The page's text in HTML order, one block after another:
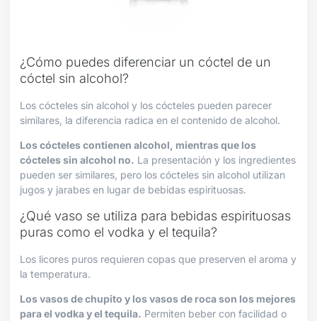
¿Cómo puedes diferenciar un cóctel de un
cóctel sin alcohol?
Los cócteles sin alcohol y los cócteles pueden parecer
similares, la diferencia radica en el contenido de alcohol.
Los cócteles contienen alcohol, mientras que los
cócteles sin alcohol no. La presentación y los ingredientes
pueden ser similares, pero los cócteles sin alcohol utilizan
jugos y jarabes en lugar de bebidas espirituosas.
¿Qué vaso se utiliza para bebidas espirituosas
puras como el vodka y el tequila?
Los licores puros requieren copas que preserven el aroma y
la temperatura.
Los vasos de chupito y los vasos de roca son los mejores
para el vodka y el tequila. Permiten beber con facilidad o